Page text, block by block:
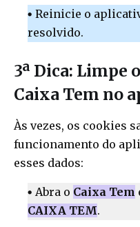
Reinicie o
resolvido.
3ª Dica: Limpe
Caixa Tem no
Às vezes, os cookies
funcionamento do
esses dados:
Abra o Caixa Tem
CAIXA TEM.